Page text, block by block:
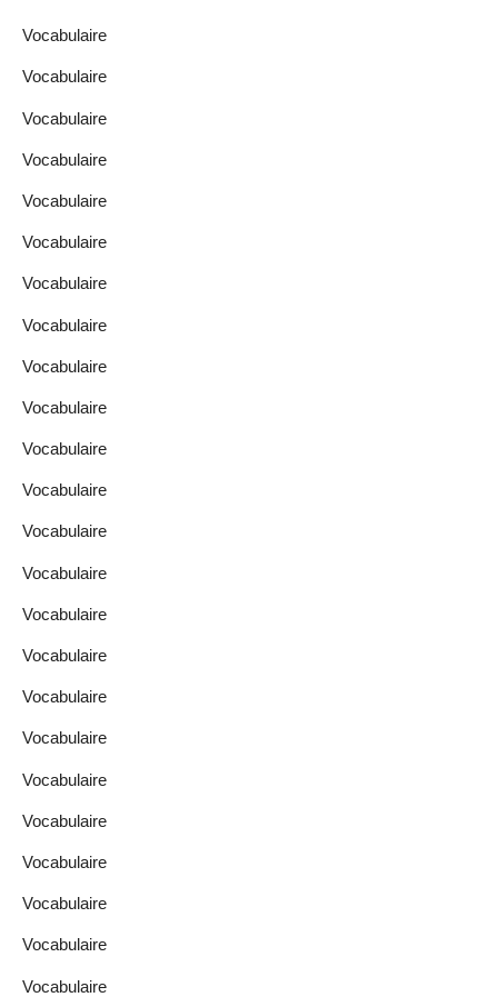
Vocabulaire
Vocabulaire
Vocabulaire
Vocabulaire
Vocabulaire
Vocabulaire
Vocabulaire
Vocabulaire
Vocabulaire
Vocabulaire
Vocabulaire
Vocabulaire
Vocabulaire
Vocabulaire
Vocabulaire
Vocabulaire
Vocabulaire
Vocabulaire
Vocabulaire
Vocabulaire
Vocabulaire
Vocabulaire
Vocabulaire
Vocabulaire